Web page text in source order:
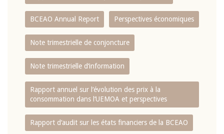
BCEAO Annual Report Perspectives économiques
Note trimestrielle de conjoncture
Note trimestrielle d‘information
Rapport annuel sur l‘évolution des prix à la
consommation dans l‘UEMOA et perspectives
Rapport d‘audit sur les états financiers de la BCEAO